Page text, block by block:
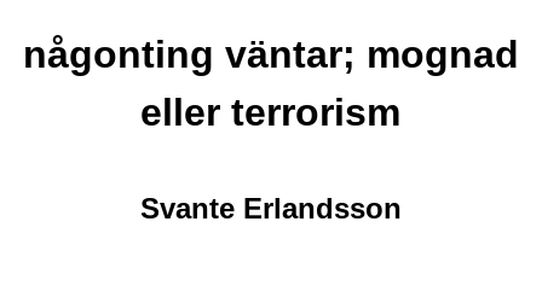
någonting väntar; mognad
eller terrorism
Svante Erlandsson